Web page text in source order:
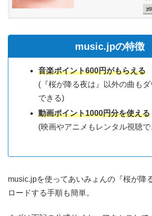
music.jpの特徴
音楽ポイント600円がもらえる
(『桜が降る夜は』以外の曲も
できる)
動画ポイント1000円分を使える
(映画やアニメもレンタル視聴
music.jpを使ってあいみょんの『桜が降
ロードする手順も簡単。